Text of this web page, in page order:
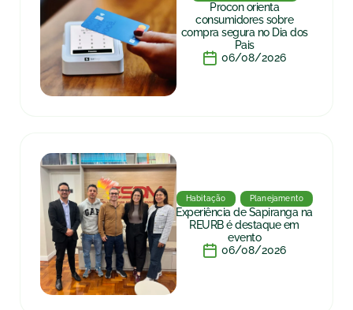
Procon orienta
consumidores sobre
compra segura no Dia dos
Pais
06/08/2026
Habitação Planejamento
Experiência de Sapiranga na
REURB é destaque em
evento
06/08/2026